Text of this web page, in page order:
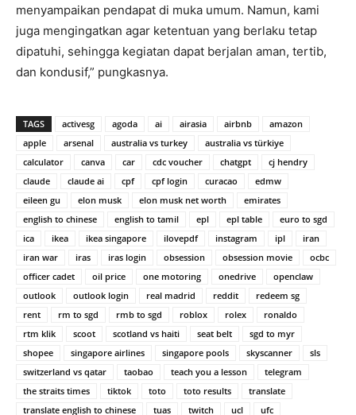
menyampaikan pendapat di muka umum. Namun, kami
juga mengingatkan agar ketentuan yang berlaku tetap
dipatuhi, sehingga kegiatan dapat berjalan aman, tertib,
dan kondusif,” pungkasnya.
TAGS activesg agoda ai airasia airbnb
amazon
apple
arsenal australia vs turkey
australia vs türkiye
calculator
canva car cdc voucher chatgpt
cj hendry
claude
claude ai cpf cpf login curacao
edmw
eileen gu
elon musk elon musk net worth
emirates
english to chinese
english to tamil epl epl table
euro to sgd
ica
ikea ikea singapore ilovepdf instagram ipl
iran
iran war
iras iras login obsession obsession movie
ocbc
officer cadet
oil price one motoring onedrive
openclaw
outlook
outlook login real madrid reddit
redeem sg
rent
rm to sgd rmb to sgd roblox rolex
ronaldo
rtm klik
scoot scotland vs haiti seat belt
sgd to myr
shopee
singapore airlines singapore pools skyscanner
sls
switzerland vs qatar
taobao teach you a lesson
telegram
the straits times
tiktok toto toto results
translate
translate english to chinese
tuas twitch ucl ufc